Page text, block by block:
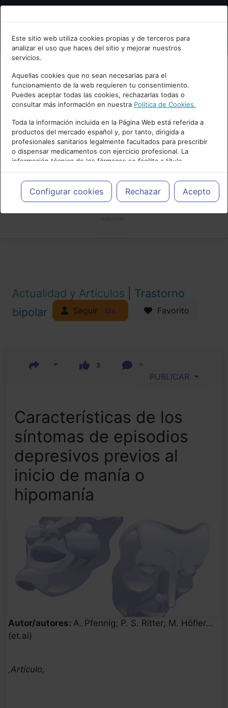
Bienvenid@ a psiquiatria.com
Escribe tu Email
Accede o regístrate con tu email.
Cancelar
Este sitio web utiliza cookies propias y de terceros para
analizar el uso que haces del sitio y mejorar nuestros
servicios.
Aquellas cookies que no sean necesarias para el
funcionamiento de la web requieren tu consentimiento.
Puedes aceptar todas las cookies, rechazarlas todas o
consultar más información en nuestra Política de Cookies.
Toda la información incluida en la Página Web está referida a
productos del mercado español y, por tanto, dirigida a
profesionales sanitarios legalmente facultados para prescribir
o dispensar medicamentos con ejercicio profesional. La
información técnica de los fármacos se facilita a título
meramente informativo, siendo responsabilidad de los
profesionales facultados prescribir medicamentos y decidir, en
cada caso concreto, el tratamiento más adecuado a las
necesidades del paciente.
Configurar cookies Rechazar Acepto
Actualidad y Artículos
Trastorno
bipolar
Seguir 124 Favorito
3 2
PUBLICAR
Características de los
síntomas de episodios
depresivos previos al
inicio de manía o
hipomanía
Autor/autores: A. Pfennig; P. S. Ritter; M. Höfler...
(et.al)
,Artículo,